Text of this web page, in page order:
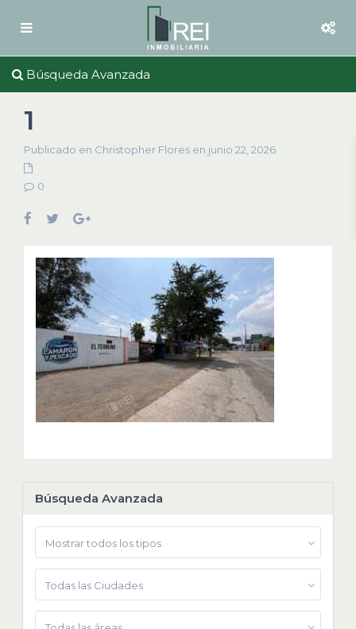
Búsqueda Avanzada
1
Publicado en Christopher Flores en junio 22, 2026
0
Búsqueda Avanzada
Mostrar todos los tipos
Todas las Ciudades